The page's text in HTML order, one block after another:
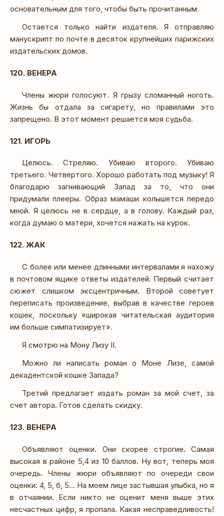
основательным для того, чтобы быть прочитанным.
Остается только найти издателя. Я отправляю
манускрипт по почте в десяток крупнейших парижских
издательских домов.
120. ВЕНЕРА
Члены жюри голосуют. Я грызу сломанный ноготь.
Жизнь бы отдала за сигарету, но правилами это
запрещено. В этот момент решается моя судьба.
121. ИГОРЬ
Целюсь. Стреляю. Убиваю второго. Убиваю
третьего. Четвертого. Хорошо работать под музыку! Я
благодарю загнивающий Запад за то, что они
придумали плееры. Образ мамаши колышется передо
мной. Я целюсь не в сердце, а в голову. Каждый раз,
когда думаю о матери, хочется нажать на курок.
122. ЖАК
С более или менее длинными интервалами я нахожу
в почтовом ящике ответы издателей. Первый считает
сюжет слишком эксцентричным. Второй советует
переписать произведение, выбрав в качестве героев
кошек, поскольку «широкая читательская аудитория
им больше симпатизирует».
Я смотрю на Мону Лизу II.
Можно ли написать роман о Моне Лизе, самой
декадентской кошке Запада?
Третий предлагает издать роман за мой счет, за
счет автора. Готов сделать скидку.
123. ВЕНЕРА
Объявляют оценки. Они скорее строгие. Самая
высокая в районе 5,4 из 10 баллов. Ну вот, теперь моя
очередь. Члены жюри объявляют по очереди свои
оценки: 4, 5, б, 5... На моем лице застывшая улыбка, но я
в отчаянии. Если никто не оценит меня выше этих
несчастных цифр, я пропала. Какая несправедливость!